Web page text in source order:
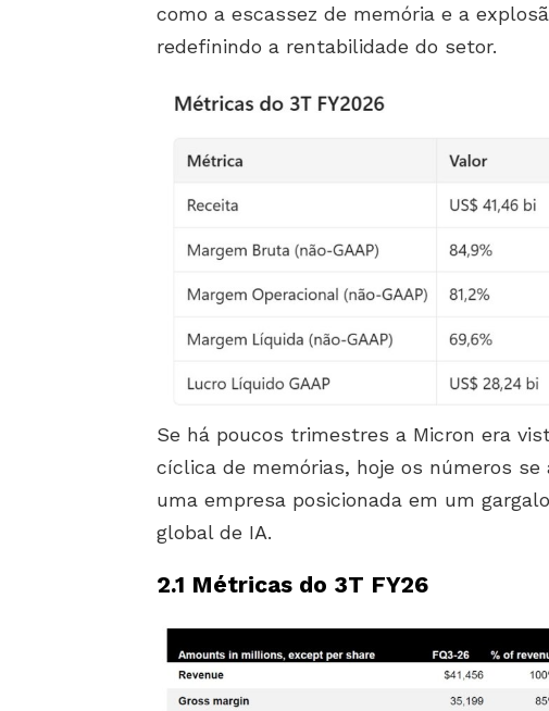
como a escassez de memória e a
redefinindo a rentabilidade do setor.
Se há poucos trimestres a Micron era
cíclica de memórias, hoje os números
uma empresa posicionada em um
global de IA.
2.1 Métricas do 3T FY26